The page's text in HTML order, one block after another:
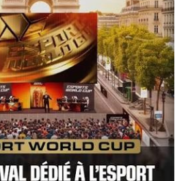
Lecomte-Dieu. Représentation
Palais des Congrès du Touquet.
ELLE S’APPELAIT JACKIE ! est
la station du Touquet Paris-Plage,
de la famille Kennedy, livre dans
témoignages émouvants, saisissants
vécu les 1033 jours de la présidence